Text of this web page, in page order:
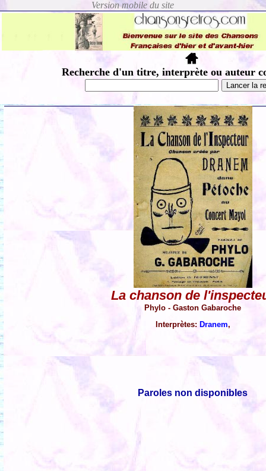
Recherche d'un titre, interprète ou auteur
La chanson de
Phylo - Gaston Gabaroche
Interprètes: Dranem,
Paroles non disponibles